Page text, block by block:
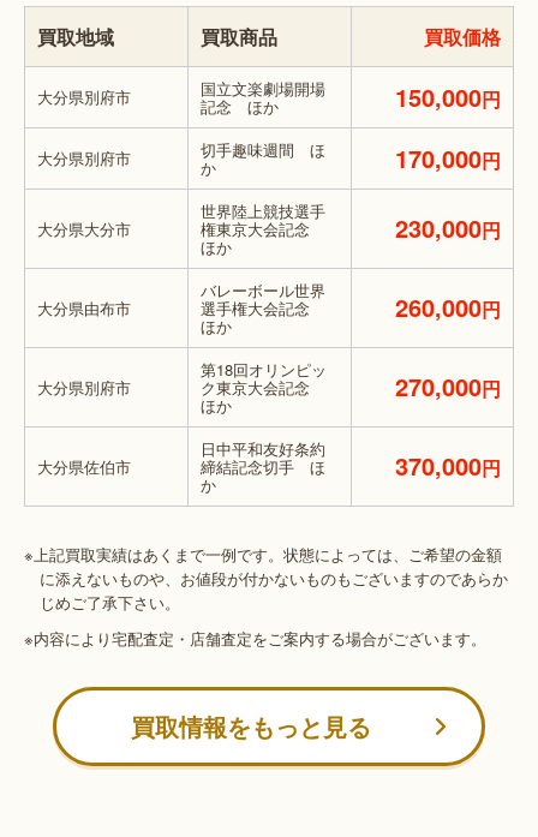
買取地域 買取商品 買取価格
大分県別府市 国立文楽劇場開場
記念 ほか 150,000円
大分県別府市 切手趣味週間 ほ
か 170,000円
大分県大分市
世界陸上競技選手
権東京大会記念
ほか
230,000円
大分県由布市
バレーボール世界
選手権大会記念
ほか
260,000円
大分県別府市
第18回オリンピッ
ク東京大会記念
ほか
270,000円
大分県佐伯市
日中平和友好条約
締結記念切手 ほ
か
370,000円
※上記買取実績はあくまで一例です。状態によっては、ご希望の金額
に添えないものや、お値段が付かないものもございますのであらか
じめご了承下さい。
※内容により宅配査定・店舗査定をご案内する場合がございます。
買取情報をもっと見る